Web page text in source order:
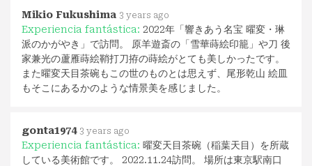
Mikio Fukushima 3 years ago
Experiencia fantástica: 2022年「響きあう名宝 曜変・琳
派のかがやき」で訪問。 原羊遊斎の「雪華蒔絵印籠」や刀 後
家兼光の蘆雁蒔絵鞘打刀拵の蒔絵がとても美しかったです。
また曜変天目茶碗もこの世のものとは思えず、尾形乾山 絵皿
もそこにあるかのような情景美を感じました。
gonta1974 3 years ago
Experiencia fantástica: 曜変天目茶碗（稲葉天目）を所蔵
している美術館です。 2022.11.24訪問。 場所は東京駅南口